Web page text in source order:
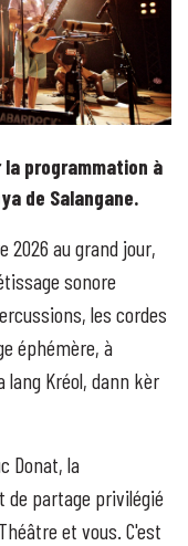
programmation à
de Salangane.
2026 au grand jour,
sonore
les cordes
éphémère, à
Kréol, dann kèr
Donat, la
partage privilégié
et vous. C'est